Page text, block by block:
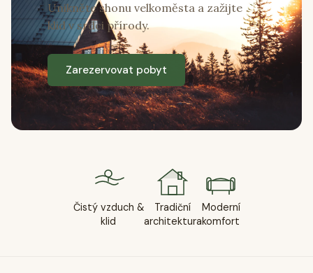
Unikněte shonu velkoměsta a zažijte
klid v srdci přírody.
Zarezervovat pobyt
Čistý vzduch &
klid
Tradiční
architektura
Moderní
komfort